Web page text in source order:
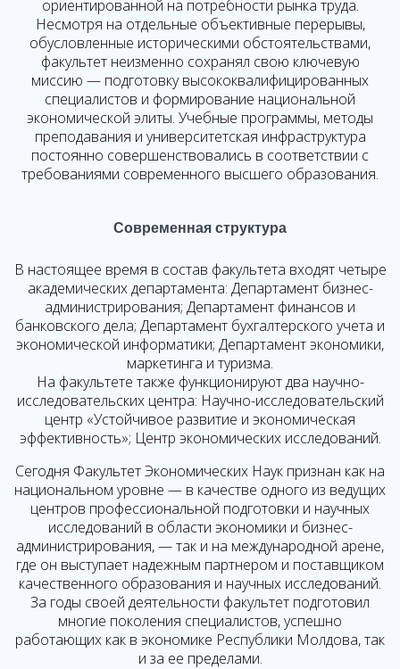
ориентированной на потребности рынка труда.
Несмотря на отдельные объективные перерывы,
обусловленные историческими обстоятельствами,
факультет неизменно сохранял свою ключевую
миссию — подготовку высококвалифицированных
специалистов и формирование национальной
экономической элиты. Учебные программы, методы
преподавания и университетская инфраструктура
постоянно совершенствовались в соответствии с
требованиями современного высшего образования.
Современная структура
В настоящее время в состав факультета входят четыре
академических департамента: Департамент бизнес-
администрирования; Департамент финансов и
банковского дела; Департамент бухгалтерского учета и
экономической информатики; Департамент экономики,
маркетинга и туризма.
На факультете также функционируют два научно-
исследовательских центра: Научно-исследовательский
центр «Устойчивое развитие и экономическая
эффективность»; Центр экономических исследований.
Сегодня Факультет Экономических Наук признан как на
национальном уровне — в качестве одного из ведущих
центров профессиональной подготовки и научных
исследований в области экономики и бизнес-
администрирования, — так и на международной арене,
где он выступает надежным партнером и поставщиком
качественного образования и научных исследований.
За годы своей деятельности факультет подготовил
многие поколения специалистов, успешно
работающих как в экономике Республики Молдова, так
и за ее пределами.